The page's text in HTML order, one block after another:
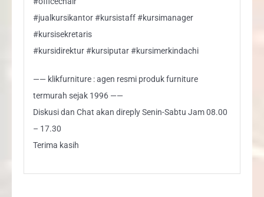
#jualkursikantor #kursistaff #kursimanager
#kursisekretaris
#kursidirektur #kursiputar #kursimerkindachi
—— klikfurniture : agen resmi produk furniture
termurah sejak 1996 ——
Diskusi dan Chat akan direply Senin-Sabtu Jam 08.00
– 17.30
Terima kasih